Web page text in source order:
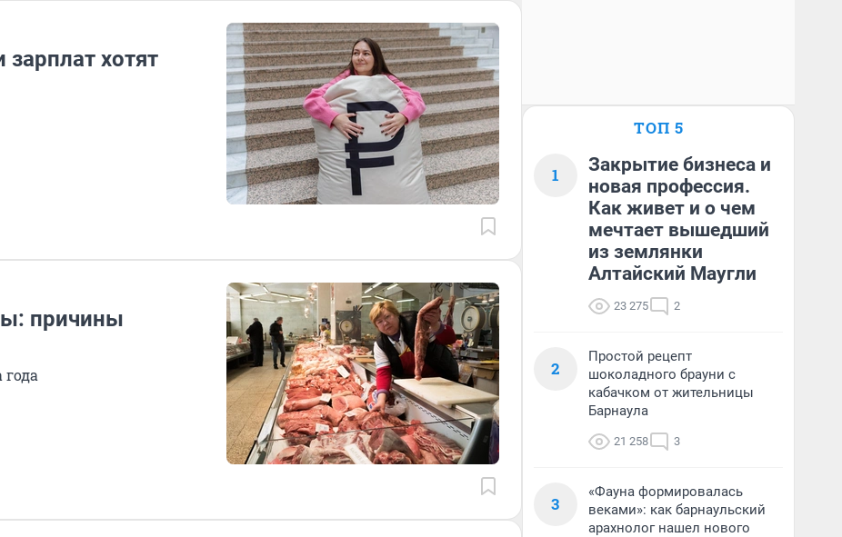
хотят
причины
ТОП 5
1
Закрытие бизнеса и
новая профессия.
Как живет и о чем
мечтает вышедший
из землянки
Алтайский Маугли
23 275 2
2
Простой рецепт
шоколадного брауни с
кабачком от жительницы
Барнаула
21 258 3
3
«Фауна формировалась
веками»: как барнаульский
арахнолог нашел нового